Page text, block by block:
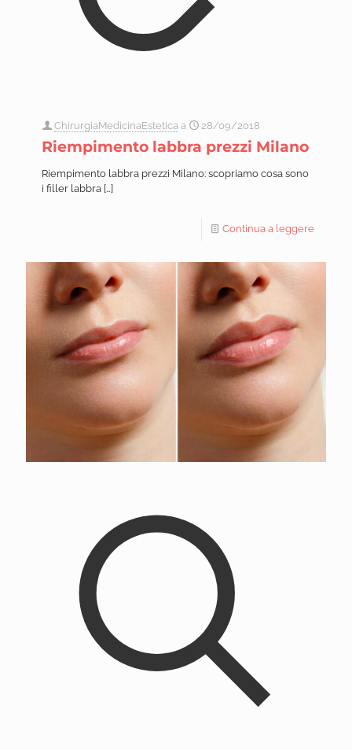
ChirurgiaMedicinaEstetica a 28/09/2018
Riempimento labbra prezzi Milano
Riempimento labbra prezzi Milano: scopriamo cosa sono
i filler labbra […]
Continua a leggere